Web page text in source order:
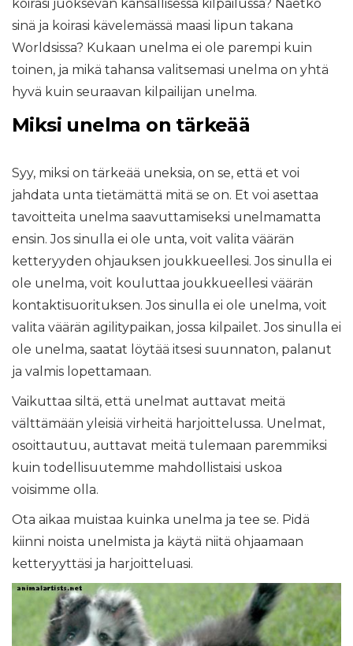
koirasi juoksevan kansallisessa kilpailussa? Näetkö
sinä ja koirasi kävelemässä maasi lipun takana
Worldsissa? Kukaan unelma ei ole parempi kuin
toinen, ja mikä tahansa valitsemasi unelma on yhtä
hyvä kuin seuraavan kilpailijan unelma.
Miksi unelma on tärkeää
Syy, miksi on tärkeää uneksia, on se, että et voi
jahdata unta tietämättä mitä se on. Et voi asettaa
tavoitteita unelma saavuttamiseksi unelmamatta
ensin. Jos sinulla ei ole unta, voit valita väärän
ketteryyden ohjauksen joukkueellesi. Jos sinulla ei
ole unelma, voit kouluttaa joukkueellesi väärän
kontaktisuorituksen. Jos sinulla ei ole unelma, voit
valita väärän agilitypaikan, jossa kilpailet. Jos sinulla ei
ole unelma, saatat löytää itsesi suunnaton, palanut
ja valmis lopettamaan.
Vaikuttaa siltä, ​​että unelmat auttavat meitä
välttämään yleisiä virheitä harjoittelussa. Unelmat,
osoittautuu, auttavat meitä tulemaan paremmiksi
kuin todellisuutemme mahdollistaisi uskoa
voisimme olla.
Ota aikaa muistaa kuinka unelma ja tee se. Pidä
kiinni noista unelmista ja käytä niitä ohjaamaan
ketteryyttäsi ja harjoitteluasi.